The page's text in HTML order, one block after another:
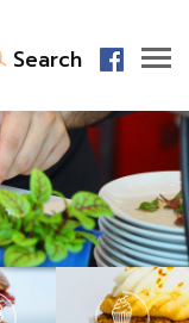
Search